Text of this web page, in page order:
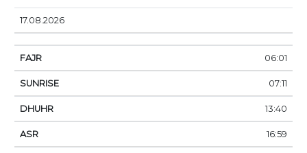
17.08.2026
06:01
07:11
13:40
16:59